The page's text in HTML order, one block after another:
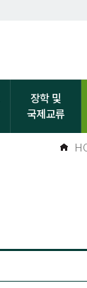
장학 및
국제교류